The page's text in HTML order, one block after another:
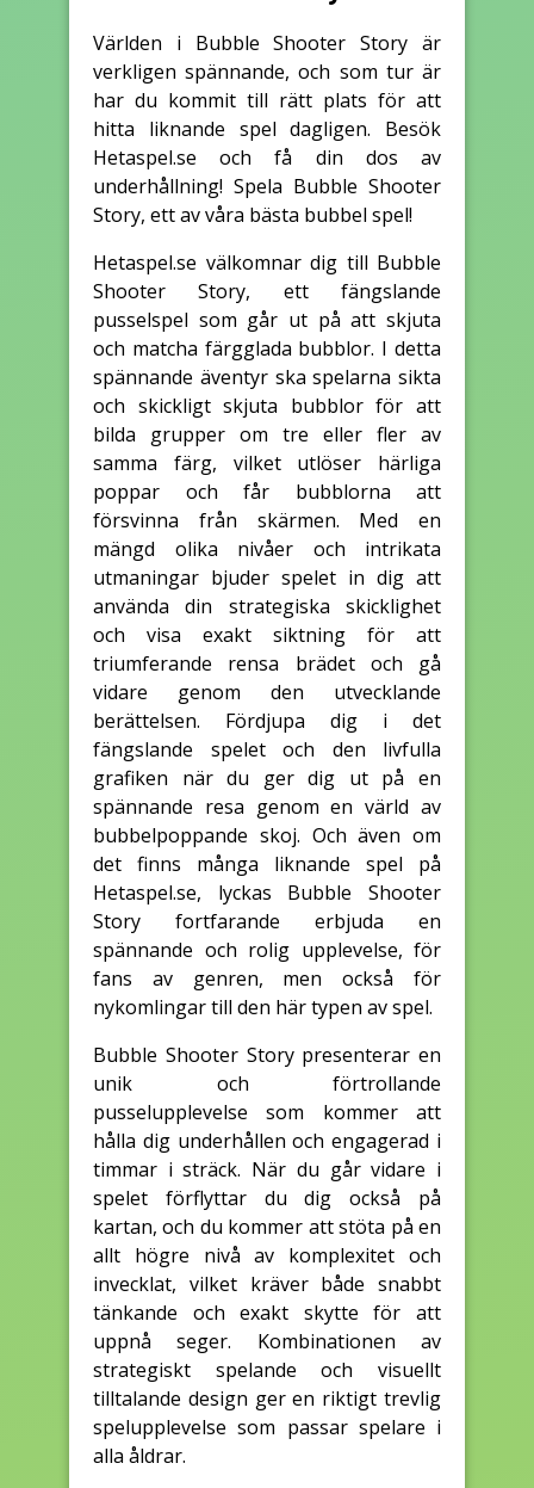
Världen i Bubble Shooter Story är
verkligen spännande, och som tur är
har du kommit till rätt plats för att
hitta liknande spel dagligen. Besök
Hetaspel.se och få din dos av
underhållning! Spela Bubble Shooter
Story, ett av våra bästa bubbel spel!
Hetaspel.se välkomnar dig till Bubble
Shooter Story, ett fängslande
pusselspel som går ut på att skjuta
och matcha färgglada bubblor. I detta
spännande äventyr ska spelarna sikta
och skickligt skjuta bubblor för att
bilda grupper om tre eller fler av
samma färg, vilket utlöser härliga
poppar och får bubblorna att
försvinna från skärmen. Med en
mängd olika nivåer och intrikata
utmaningar bjuder spelet in dig att
använda din strategiska skicklighet
och visa exakt siktning för att
triumferande rensa brädet och gå
vidare genom den utvecklande
berättelsen. Fördjupa dig i det
fängslande spelet och den livfulla
grafiken när du ger dig ut på en
spännande resa genom en värld av
bubbelpoppande skoj. Och även om
det finns många liknande spel på
Hetaspel.se, lyckas Bubble Shooter
Story fortfarande erbjuda en
spännande och rolig upplevelse, för
fans av genren, men också för
nykomlingar till den här typen av spel.
Bubble Shooter Story presenterar en
unik och förtrollande
pusselupplevelse som kommer att
hålla dig underhållen och engagerad i
timmar i sträck. När du går vidare i
spelet förflyttar du dig också på
kartan, och du kommer att stöta på en
allt högre nivå av komplexitet och
invecklat, vilket kräver både snabbt
tänkande och exakt skytte för att
uppnå seger. Kombinationen av
strategiskt spelande och visuellt
tilltalande design ger en riktigt trevlig
spelupplevelse som passar spelare i
alla åldrar.